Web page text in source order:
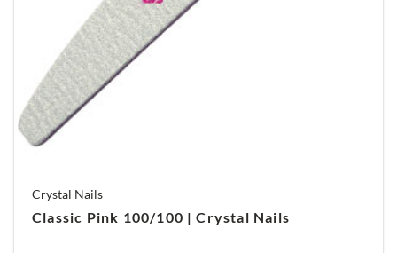
Crystal Nails
Classic Pink 100/100 | Crystal Nails